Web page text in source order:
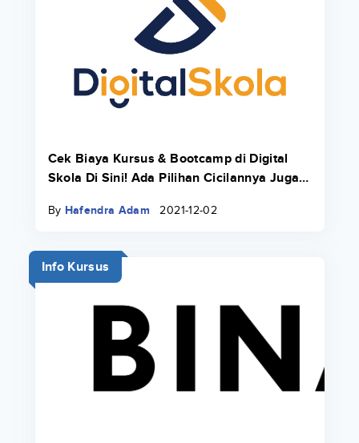
Cek Biaya Kursus & Bootcamp di Digital
Skola Di Sini! Ada Pilihan Cicilannya Juga
By Hafendra Adam 2021-12-02
Info Kursus